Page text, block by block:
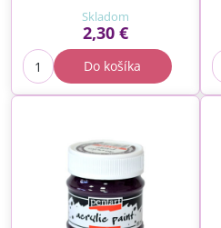
Skladom
2,30 €
Do košíka